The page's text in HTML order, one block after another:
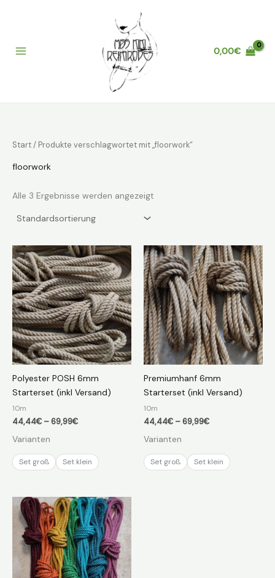
0,00€
Start/ Produkte verschlagwortet mit „floorwork“
floorwork
Alle 3 Ergebnisse werden angezeigt
Polyester POSH 6mm
Starterset (inkl Versand)
10m
44,44€ –69,99€Preisspanne:
Varianten
Set groß Set klein
Premiumhanf 6mm
Starterset (inkl Versand)
10m
44,44€ –69,99€Preisspanne:
Varianten
Set groß Set klein